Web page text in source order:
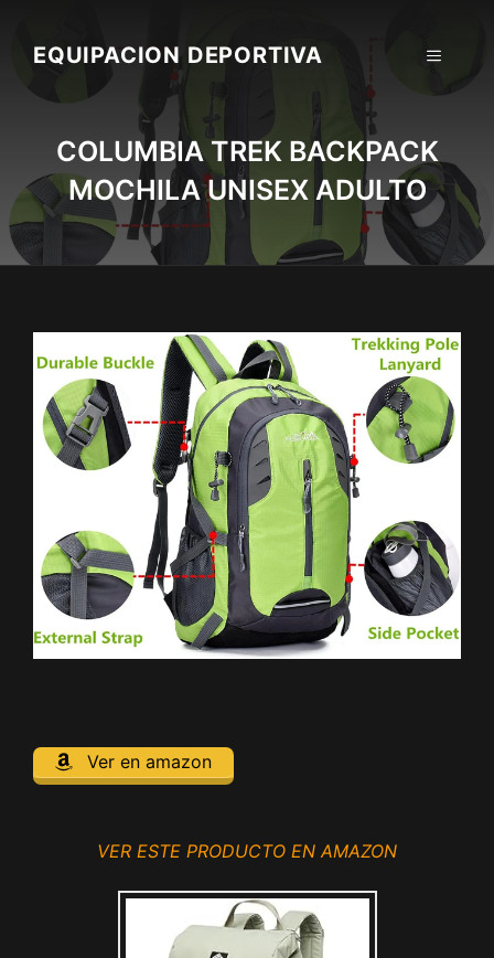
contentEQUIPACION DEPORTIVA MENU
COLUMBIA TREK BACKPACK
MOCHILA UNISEX ADULTO
Ver en amazon
VER ESTE PRODUCTO EN AMAZON